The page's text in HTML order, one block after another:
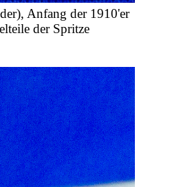
Anfang der 1910'er
der Spritze